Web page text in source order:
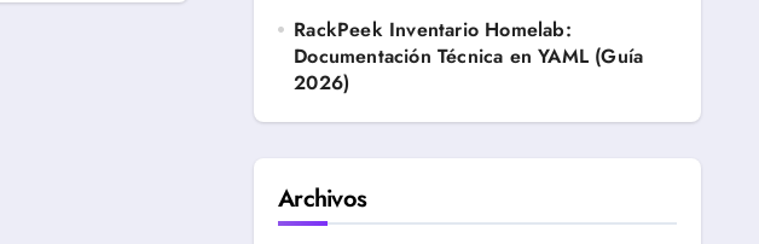
RackPeek Inventario Homelab:
Documentación Técnica en YAML (Guía
2026)
Archivos